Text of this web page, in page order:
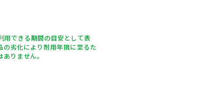
できる期間の目安として表
劣化により耐用年限に至るた
りません。